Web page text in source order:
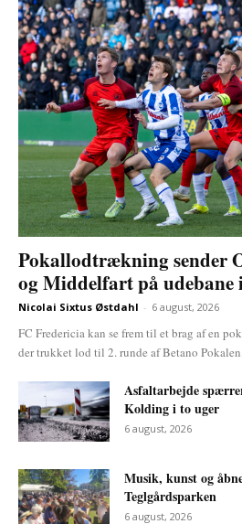
Pokallodtrækning sender
og Middelfart på udebane
Nicolai Sixtus Østdahl - 6 august, 2026
FC Fredericia kan se frem til et brag af en
der trukket lod til 2. runde af Betano
Asfaltarbejde
Kolding i to uger
6 august, 2026
Musik, kunst og
Teglgårdsparken
6 august, 2026